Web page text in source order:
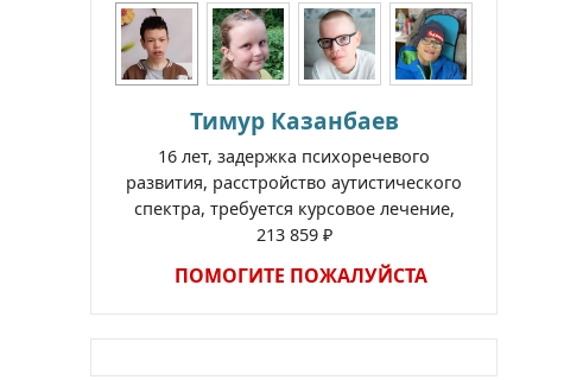
Тимур Казанбаев
16 лет, задержка психоречевого
развития, расстройство аутистического
спектра, требуется курсовое лечение,
213 859 ₽
ПОМОГИТЕ ПОЖАЛУЙСТА